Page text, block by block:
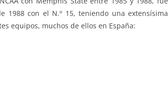
con el N.º 15, teniendo una extensísima
equipos, muchos de ellos en España: